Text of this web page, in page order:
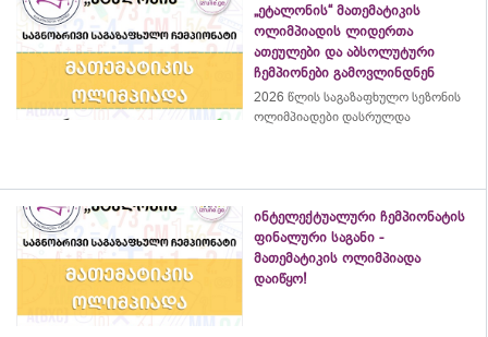
„ეტალონის“ მათემატიკის
ოლიმპიადის ლიდერთა
ათეულები და აბსოლუტური
ჩემპიონები გამოვლინდნენ
2026 წლის საგაზაფხულო სეზონის
ოლიმპიადები დასრულდა
ინტელექტუალური ჩემპიონატის
ფინალური საგანი -
მათემატიკის ოლიმპიადა
დაიწყო!